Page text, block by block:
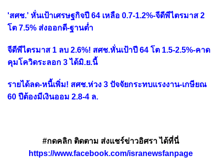
'สศช.’ หั่นเป้าเศรษฐกิจปี 64 เหลือ 0.7-1.2%-จีดีพีไตรมาส 2
โต 7.5% ส่งออกดี-ฐานต่ำ
จีดีพีไตรมาส 1 ลบ 2.6%! สศช.หั่นเป้าปี 64 โต 1.5-2.5%-คาด
คุมโควิดระลอก 3 ได้มิ.ย.นี้
รายได้ลด-หนี้เพิ่ม! สศช.ห่วง 3 ปัจจัยกระทบแรงงาน-เกษียณ
60 ปีต้องมีเงินออม 2.8-4 ล.
#กดคลิก ติดตาม ส่งแชร์ข่าวอิศรา ได้ที่นี่
https://www.facebook.com/isranewsfanpage